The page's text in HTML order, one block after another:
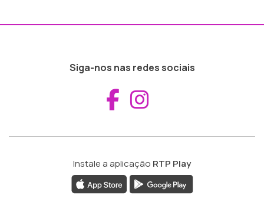
Siga-nos nas redes sociais
Aceder ao
Instale a aplicação RTP Play